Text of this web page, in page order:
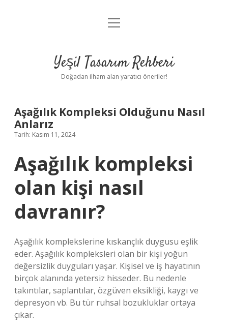
Anasayfa
Yasal Uyarı
menüyü
Yeşil Tasarım Rehberi
Doğadan ilham alan yaratıcı öneriler!
Aşağılık Kompleksi Olduğunu Nasıl
Anlarız
Tarih: Kasım 11, 2024
Aşağılık kompleksi
olan kişi nasıl
davranır?
Aşağılık komplekslerine kıskançlık duygusu eşlik
eder. Aşağılık kompleksleri olan bir kişi yoğun
değersizlik duyguları yaşar. Kişisel ve iş hayatının
birçok alanında yetersiz hisseder. Bu nedenle
takıntılar, saplantılar, özgüven eksikliği, kaygı ve
depresyon vb. Bu tür ruhsal bozukluklar ortaya
çıkar.